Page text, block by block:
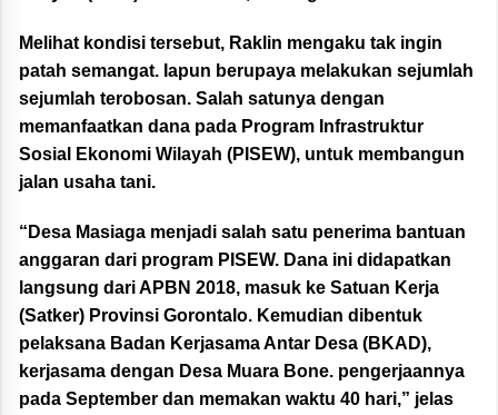
Melihat kondisi tersebut, Raklin mengaku tak ingin
patah semangat. Iapun berupaya melakukan sejumlah
sejumlah terobosan. Salah satunya dengan
memanfaatkan dana pada Program Infrastruktur
Sosial Ekonomi Wilayah (PISEW), untuk membangun
jalan usaha tani.
“Desa Masiaga menjadi salah satu penerima bantuan
anggaran dari program PISEW. Dana ini didapatkan
langsung dari APBN 2018, masuk ke Satuan Kerja
(Satker) Provinsi Gorontalo. Kemudian dibentuk
pelaksana Badan Kerjasama Antar Desa (BKAD),
kerjasama dengan Desa Muara Bone. pengerjaannya
pada September dan memakan waktu 40 hari,” jelas